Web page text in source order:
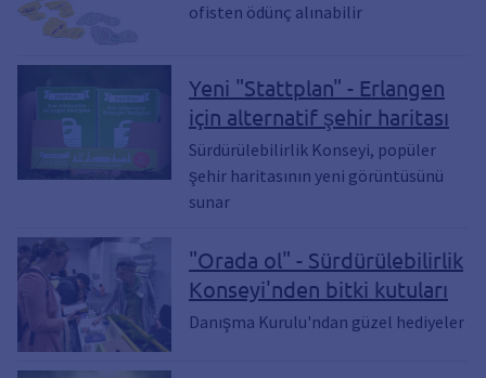
ofisten ödünç alınabilir
Yeni "Stattplan" - Erlangen
için alternatif şehir haritası
Sürdürülebilirlik Konseyi, popüler
şehir haritasının yeni görüntüsünü
sunar
"Orada ol" - Sürdürülebilirlik
Konseyi'nden bitki kutuları
Danışma Kurulu'ndan güzel hediyeler